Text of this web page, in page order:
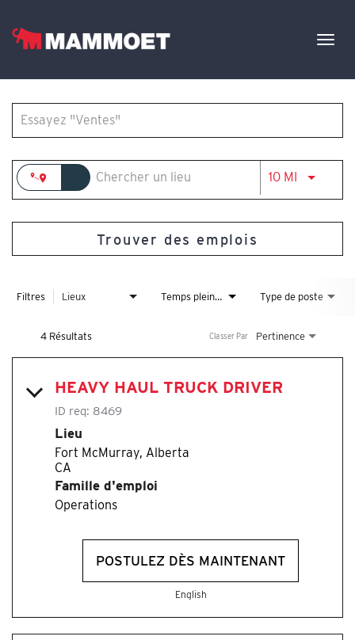
Les offres d'emploi
Français
10 MI
Trouver des emplois
Filtres Lieux Temps plein/temps partiel Type de poste
4 Résultats Pertinence
Classer Par
HEAVY HAUL TRUCK DRIVER
ID req: 8469
Lieu
Fort McMurray, Alberta
Famille d'emploi
Operations
POSTULEZ DÈS MAINTENANT
English